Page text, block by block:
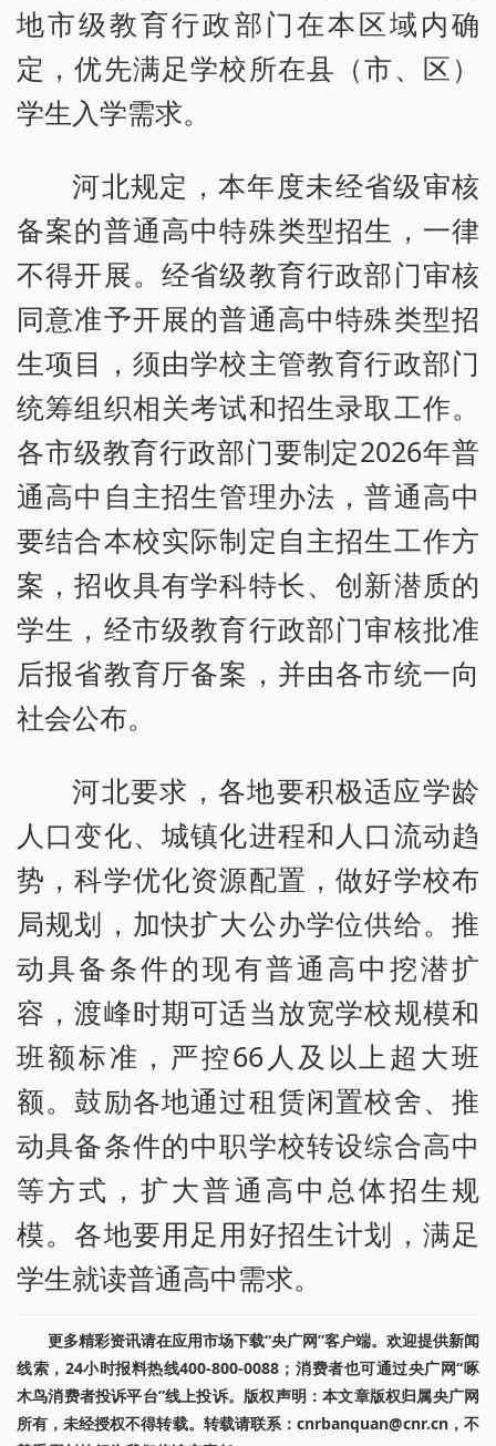
地市级教育行政部门在本区域内确
定，优先满足学校所在县（市、区）
学生入学需求。
河北规定，本年度未经省级审核
备案的普通高中特殊类型招生，一律
不得开展。经省级教育行政部门审核
同意准予开展的普通高中特殊类型招
生项目，须由学校主管教育行政部门
统筹组织相关考试和招生录取工作。
各市级教育行政部门要制定2026年普
通高中自主招生管理办法，普通高中
要结合本校实际制定自主招生工作方
案，招收具有学科特长、创新潜质的
学生，经市级教育行政部门审核批准
后报省教育厅备案，并由各市统一向
社会公布。
河北要求，各地要积极适应学龄
人口变化、城镇化进程和人口流动趋
势，科学优化资源配置，做好学校布
局规划，加快扩大公办学位供给。推
动具备条件的现有普通高中挖潜扩
容，渡峰时期可适当放宽学校规模和
班额标准，严控66人及以上超大班
额。鼓励各地通过租赁闲置校舍、推
动具备条件的中职学校转设综合高中
等方式，扩大普通高中总体招生规
模。各地要用足用好招生计划，满足
学生就读普通高中需求。
更多精彩资讯请在应用市场下载“央广网”客户端。欢迎提供新闻
线索，24小时报料热线400-800-0088；消费者也可通过央广网“啄
木鸟消费者投诉平台”线上投诉。版权声明：本文章版权归属央广网
所有，未经授权不得转载。转载请联系：cnrbanquan@cnr.cn，不